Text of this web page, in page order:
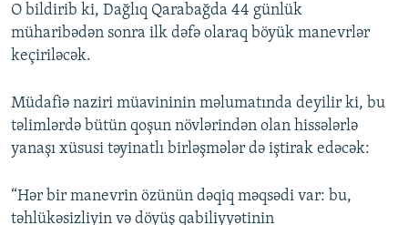
O bildirib ki, Dağlıq Qarabağda 44 günlük
müharibədən sonra ilk dəfə olaraq böyük manevrlər
keçiriləcək.
Müdafiə naziri müavininin məlumatında deyilir ki, bu
təlimlərdə bütün qoşun növlərindən olan hissələrlə
yanaşı xüsusi təyinatlı birləşmələr də iştirak edəcək:
“Hər bir manevrin özünün dəqiq məqsədi var: bu,
təhlükəsizliyin və döyüş qabiliyyətinin